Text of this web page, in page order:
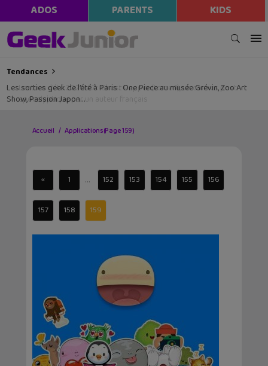
ADOS PARENTS KIDS
Tendances
Les sorties geek de l’été à Paris : One Piece au musée Grévin, Zoo Art
Show, Passion Japon…
Accueil Applications(Page 159)
« 1 ... 152 153 154 155 156
157 158 159